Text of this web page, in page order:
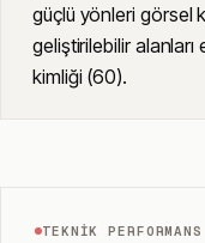
güçlü yönleri görsel
geliştirilebilir alanları
kimliği (60).
TEKNIK PERFORMANS